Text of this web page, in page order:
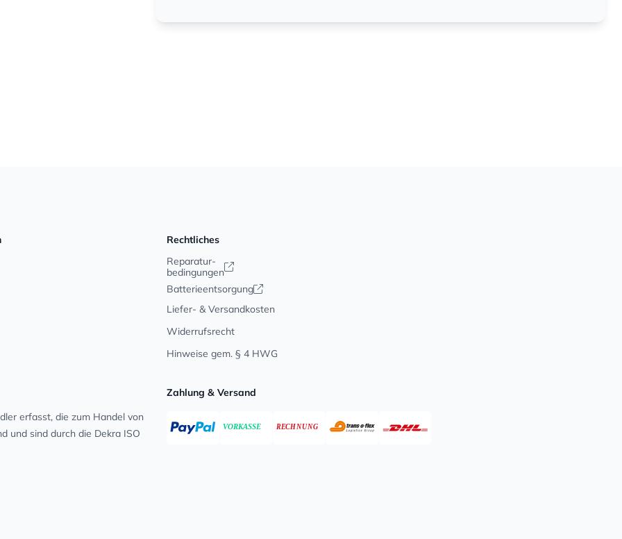
Rechtliches
Reparatur-
bedingungen
Batterieentsorgung
Liefer- & Versandkosten
Widerrufsrecht
Hinweise gem. § 4 HWG
erfasst, die zum Handel von
und sind durch die Dekra ISO
Zahlung & Versand